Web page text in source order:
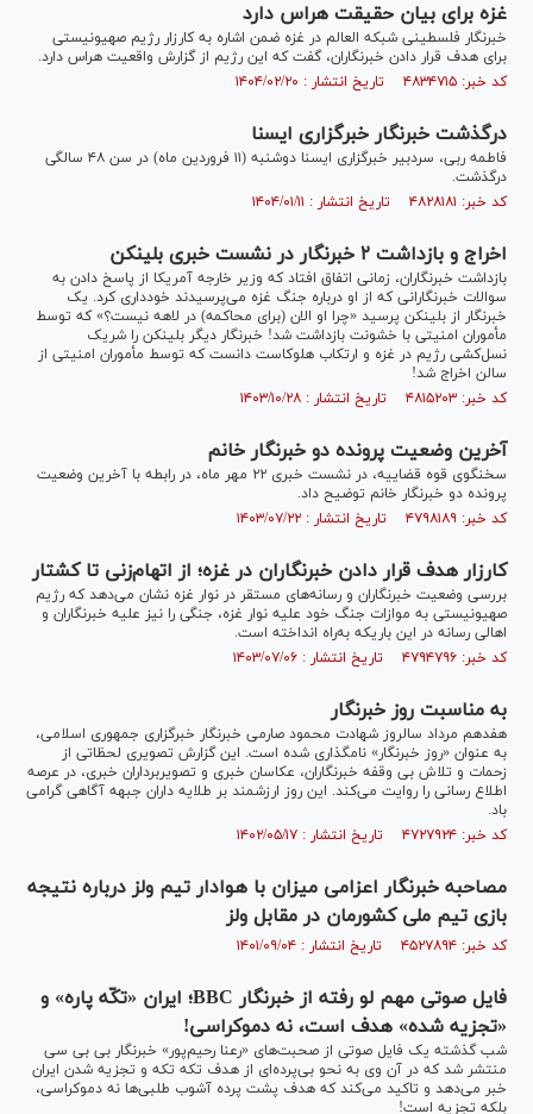
غزه برای بیان حقیقت هراس دارد
خبرنگار فلسطینی شبکه العالم در غزه ضمن اشاره به کارزار رژیم صهیونیستی
برای هدف قرار دادن خبرنگاران، گفت که این رژیم از گزارش واقعیت هراس دارد.
کد خبر: ۴۸۳۴۷۱۵ تاریخ انتشار : ۱۴۰۴/۰۲/۲۰
درگذشت خبرنگار خبرگزاری ایسنا
فاطمه ربی، سردبیر خبرگزاری ایسنا دوشنبه (۱۱ فروردین ماه) در سن ۴۸ سالگی
درگذشت.
کد خبر: ۴۸۲۸۱۸۱ تاریخ انتشار : ۱۴۰۴/۰۱/۱۱
اخراج و بازداشت ۲ خبرنگار در نشست خبری بلینکن
بازداشت خبرنگاران، زمانی اتفاق افتاد که وزیر خارجه آمریکا از پاسخ دادن به
سوالات خبرنگارانی که از او درباره جنگ غزه می‌پرسیدند خودداری کرد. یک
خبرنگار از بلینکن پرسید «چرا او الان (برای محاکمه) در لاهه نیست؟» که توسط
مأموران امنیتی با خشونت بازداشت شد! خبرنگار دیگر بلینکن را شریک
نسل‌کشی رژیم در غزه و ارتکاب هلوکاست دانست که توسط مأموران امنیتی از
سالن اخراج شد!
کد خبر: ۴۸۱۵۲۰۳ تاریخ انتشار : ۱۴۰۳/۱۰/۲۸
آخرین وضعیت پرونده دو خبرنگار خانم
سخنگوی قوه قضاییه، در نشست خبری ۲۲ مهر ماه، در رابطه با آخرین وضعیت
پرونده دو خبرنگار خانم توضیح داد.
کد خبر: ۴۷۹۸۱۸۹ تاریخ انتشار : ۱۴۰۳/۰۷/۲۲
کارزار هدف قرار دادن خبرنگاران در غزه؛ از اتهام‌زنی تا کشتار
بررسی وضعیت خبرنگاران و رسانه‌های مستقر در نوار غزه نشان می‌دهد که رژیم
صهیونیستی به موازات جنگ خود علیه نوار غزه، جنگی را نیز علیه خبرنگاران و
اهالی رسانه در این باریکه به‌راه انداخته است.
کد خبر: ۴۷۹۴۷۹۶ تاریخ انتشار : ۱۴۰۳/۰۷/۰۶
به مناسبت روز خبرنگار
هفدهم مرداد سالروز شهادت محمود صارمی خبرنگار خبرگزاری جمهوری اسلامی،
به عنوان «روز خبرنگار» نامگذاری شده است. این گزارش تصویری لحظاتی از
زحمات و تلاش بی وقفه خبرنگاران، عکاسان خبری و تصویربرداران خبری، در عرصه
اطلاع رسانی را روایت می‌کند. این روز ارزشمند بر طلایه داران جبهه آگاهی گرامی
باد.
کد خبر: ۴۷۲۷۹۲۴ تاریخ انتشار : ۱۴۰۲/۰۵/۱۷
مصاحبه خبرنگار اعزامی میزان با هوادار تیم ولز درباره نتیجه
بازی تیم ملی کشورمان در مقابل ولز
کد خبر: ۴۵۲۷۸۹۴ تاریخ انتشار : ۱۴۰۱/۰۹/۰۴
فایل صوتی مهم لو رفته از خبرنگار BBC؛ ایران «تکّه پاره» و
«تجزیه شده» هدف است، نه دموکراسی!
شب گذشته یک فایل صوتی از صحبت‌های «رعنا رحیم‌پور» خبرنگار بی بی سی
منتشر شد که در آن وی به نحو بی‌پرده‌ای از هدف تکه تکه و تجزیه شدن ایران
خبر می‌دهد و تاکید می‌کند که هدف پشت پرده آشوب طلبی‌ها نه دموکراسی،
بلکه تجزیه است!